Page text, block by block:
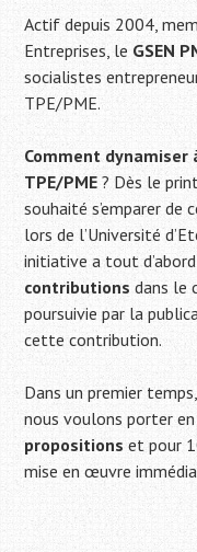
Actif depuis 2004,
Entreprises, le GSEN
socialistes
TPE/PME.
Comment dynamiser
TPE/PME ? Dès le
souhaité s’emparer de
lors de l’Université
initiative a tout
contributions dans le
poursuivie par la
cette contribution.
Dans un premier
nous voulons porter
propositions et pour
mise en œuvre